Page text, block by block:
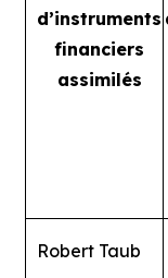
d’instruments
financiers
assimilés
Robert Taub